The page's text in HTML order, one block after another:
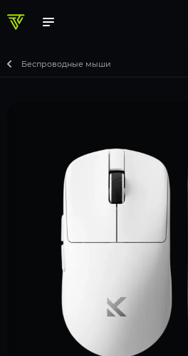
Беcпроводные мыши